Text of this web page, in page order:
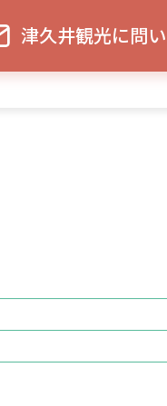
津久井観光に問